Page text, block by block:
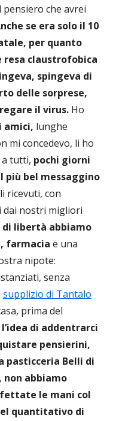
che avrei
se era solo il 10
per quanto
claustrofobica
spingeva di
delle sorprese,
il virus. Ho
amici, lunghe
mi concedevo, li ho
tutti, pochi giorni
più bel messaggino
ricevuti, con
dai nostri migliori
libertà abbiamo
farmacia e una
nipote:
senza
supplizio di Tantalo
prima del
di addentrarci
pensierini,
pasticceria Belli di
abbiamo
le mani col
quantitativo di